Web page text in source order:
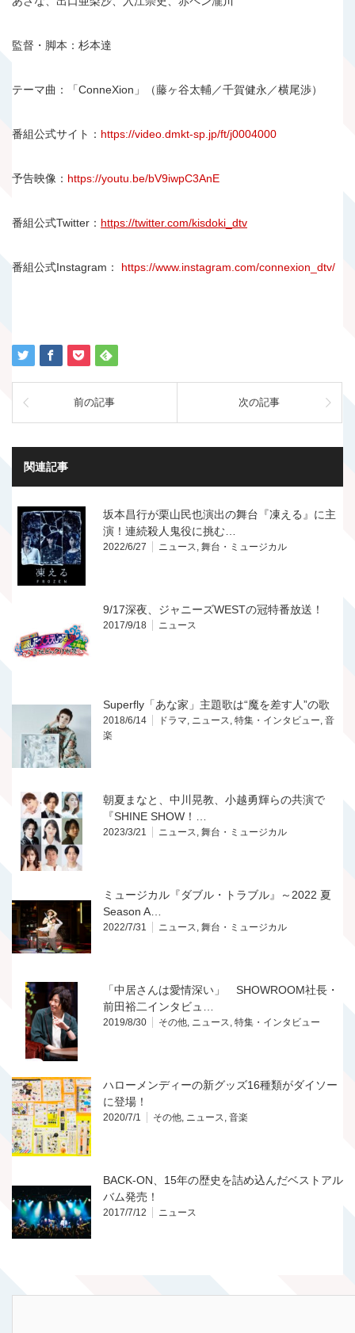
監督・脚本：杉本達
テーマ曲：「ConneXion」（藤ヶ谷太輔／千賀健永／横尾渉）
番組公式サイト： https://video.dmkt-sp.jp/ft/j0004000
予告映像： https://youtu.be/bV9iwpC3AnE
番組公式Twitter： https://twitter.com/kisdoki_dtv
番組公式Instagram： https://www.instagram.com/connexion_dtv/
前の記事 次の記事
関連記事
坂本昌行が栗山民也演出の舞台『凍える』に主
演！連続殺人鬼役に挑む…
2022/6/27 ニュース, 舞台・ミュージカル
9/17深夜、ジャニーズWESTの冠特番放送！
2017/9/18 ニュース
Superfly「あな家」主題歌は“魔を差す人”の歌
2018/6/14 ドラマ, ニュース, 特集・インタビュー, 音
楽
朝夏まなと、中川晃教、小越勇輝らの共演で
『SHINE SHOW！…
2023/3/21 ニュース, 舞台・ミュージカル
ミュージカル『ダブル・トラブル』～2022 夏
Season A…
2022/7/31 ニュース, 舞台・ミュージカル
「中居さんは愛情深い」 SHOWROOM社長・
前田裕二インタビュ…
2019/8/30 その他, ニュース, 特集・インタビュー
ハローメンディーの新グッズ16種類がダイソー
に登場！
2020/7/1 その他, ニュース, 音楽
BACK-ON、15年の歴史を詰め込んだベストアル
バム発売！
2017/7/12 ニュース